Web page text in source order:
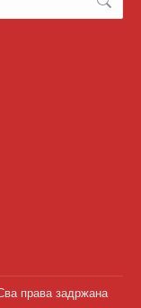
права задржана